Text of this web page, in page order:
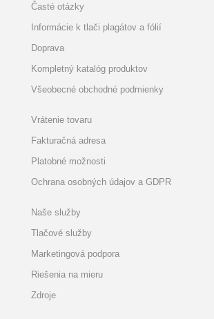
Časté otázky
Informácie k tlači plagátov a fólií
Doprava
Kompletný katalóg produktov
Všeobecné obchodné podmienky
Vrátenie tovaru
Fakturačná adresa
Platobné možnosti
Ochrana osobných údajov a GDPR
Naše služby
Tlačové služby
Marketingová podpora
Riešenia na mieru
Zdroje